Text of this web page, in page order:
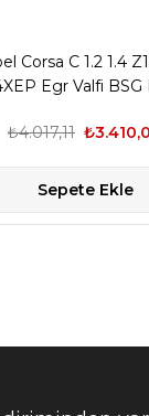
Corsa C 1.2 1.4
Egr Valfi BSG
₺4.017,11
Sepete Ekle